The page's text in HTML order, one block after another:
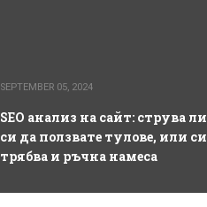
SEPTEMBER 05, 2024
SEO анализ на сайт: струва ли
си да ползвате тулове, или си
трябва и ръчна намеса